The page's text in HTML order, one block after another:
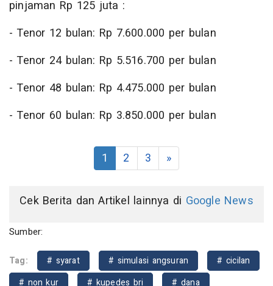
pinjaman Rp 125 juta :
- Tenor 12 bulan: Rp 7.600.000 per bulan
- Tenor 24 bulan: Rp 5.516.700 per bulan
- Tenor 48 bulan: Rp 4.475.000 per bulan
- Tenor 60 bulan: Rp 3.850.000 per bulan
1 2 3 »
Cek Berita dan Artikel lainnya di Google News
Sumber:
Tag: # syarat # simulasi angsuran
# cicilan
# non kur
# kupedes bri # dana